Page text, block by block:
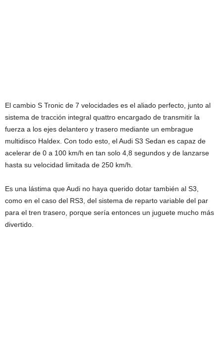
El cambio S Tronic de 7 velocidades es el aliado perfecto, junto al
sistema de tracción integral quattro encargado de transmitir la
fuerza a los ejes delantero y trasero mediante un embrague
multidisco Haldex. Con todo esto, el Audi S3 Sedan es capaz de
acelerar de 0 a 100 km/h en tan solo 4,8 segundos y de lanzarse
hasta su velocidad limitada de 250 km/h.
Es una lástima que Audi no haya querido dotar también al S3,
como en el caso del RS3, del sistema de reparto variable del par
para el tren trasero, porque sería entonces un juguete mucho más
divertido.